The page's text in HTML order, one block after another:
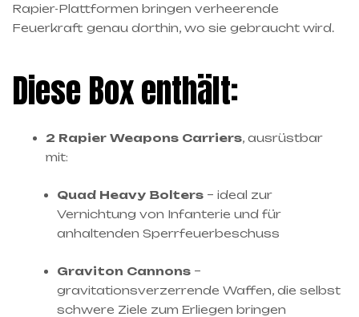
Rapier-Plattformen bringen verheerende
Feuerkraft genau dorthin, wo sie gebraucht wird.
Diese Box enthält:
2 Rapier Weapons Carriers, ausrüstbar
mit:
Quad Heavy Bolters – ideal zur
Vernichtung von Infanterie und für
anhaltenden Sperrfeuerbeschuss
Graviton Cannons –
gravitationsverzerrende Waffen, die selbst
schwere Ziele zum Erliegen bringen